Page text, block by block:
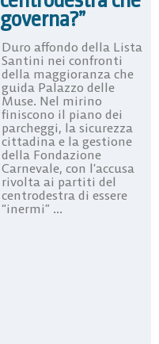
governa?”
Duro affondo della Lista
Santini nei confronti
della maggioranza che
guida Palazzo delle
Muse. Nel mirino
finiscono il piano dei
parcheggi, la sicurezza
cittadina e la gestione
della Fondazione
Carnevale, con l’accusa
rivolta ai partiti del
centrodestra di essere
“inermi” ...